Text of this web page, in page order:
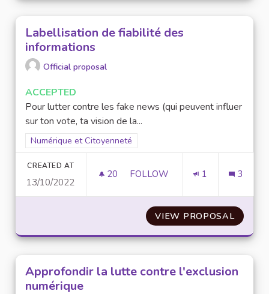
Labellisation de fiabilité des
informations
Official proposal
ACCEPTED
Pour lutter contre les fake news (qui peuvent influer
sur ton vote, ta vision de la...
Filter results for scope: Numérique et Citoyenneté
Numérique et Citoyenneté
CREATED AT
13/10/2022
20 20 FOLLOWERS
FOLLOW 1 3
VIEW PROPOSAL
Approfondir la lutte contre l'exclusion
numérique